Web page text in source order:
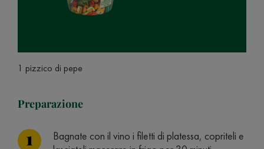
1 pizzico di pepe
Preparazione
Bagnate con il vino i filetti di platessa, copriteli e